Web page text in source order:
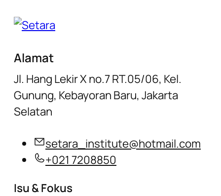
Alamat
Jl. Hang Lekir X no.7 RT.05/06, Kel.
Gunung, Kebayoran Baru, Jakarta
Selatan
setara_institute@hotmail.com
+021 7208850
Isu & Fokus